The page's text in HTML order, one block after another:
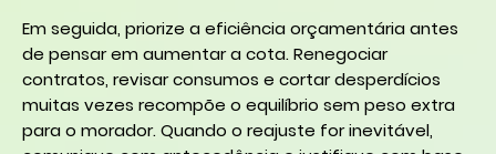
Em seguida, priorize a eficiência orçamentária antes
de pensar em aumentar a cota. Renegociar
contratos, revisar consumos e cortar desperdícios
muitas vezes recompõe o equilíbrio sem peso extra
para o morador. Quando o reajuste for inevitável,